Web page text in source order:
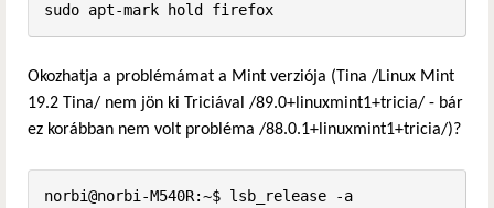
sudo apt-mark hold firefox
Okozhatja a problémámat a Mint verziója (Tina /Linux Mint
19.2 Tina/ nem jön ki Triciával /89.0+linuxmint1+tricia/ - bár
ez korábban nem volt probléma /88.0.1+linuxmint1+tricia/)?
norbi@norbi-M540R:~$ lsb_release -a